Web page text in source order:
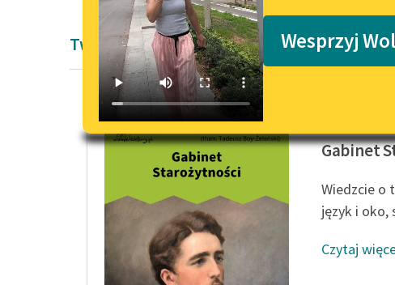
Wesprzyj
Twórczość Honoré de Balzaca
Gabinet
Wiedzcie o
język i oko,
Czytaj